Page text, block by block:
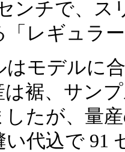
ンチで、ス
「レギュラ
はモデルに
は裾、サン
したが、量
い代込で 91